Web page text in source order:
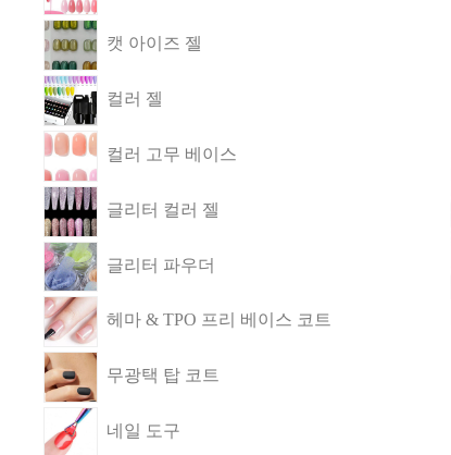
캣 아이즈 젤
컬러 젤
컬러 고무 베이스
글리터 컬러 젤
글리터 파우더
헤마 & TPO 프리 베이스 코트
무광택 탑 코트
네일 도구